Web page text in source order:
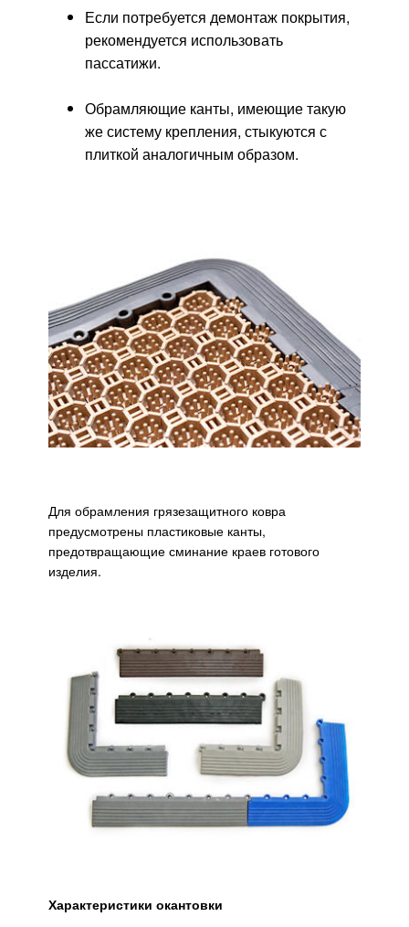
Если потребуется демонтаж покрытия,
рекомендуется использовать
пассатижи.
Обрамляющие канты, имеющие такую
же систему крепления, стыкуются с
плиткой аналогичным образом.
Для обрамления грязезащитного ковра
предусмотрены пластиковые канты,
предотвращающие сминание краев готового
изделия.
Характеристики окантовки